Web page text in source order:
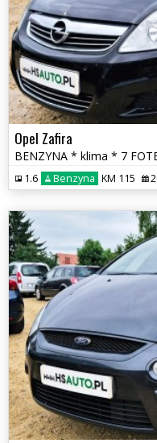
Opel Zafira
1.6 Benzyna KM 115